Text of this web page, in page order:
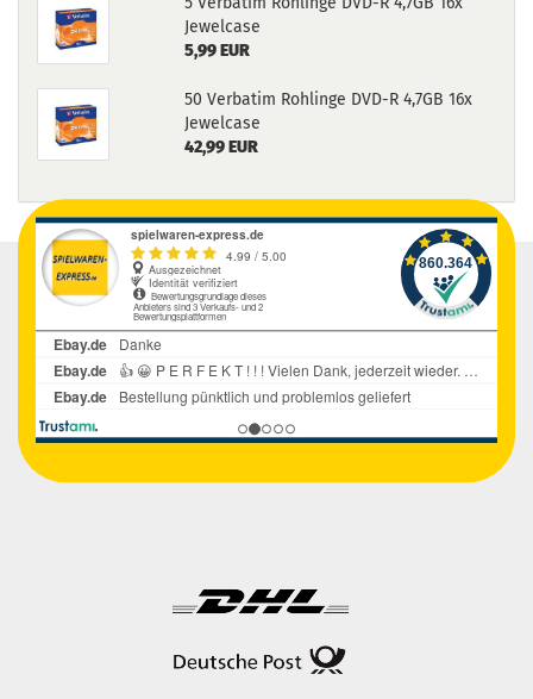
Jewelcase
5,99 EUR
50 Verbatim Rohlinge DVD-R 4,7GB 16x
Jewelcase
42,99 EUR